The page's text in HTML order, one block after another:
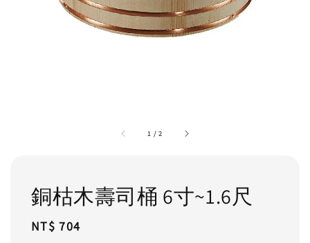
1 /2
銅枯木壽司桶 6寸~1.6尺
Regular
NT$ 704